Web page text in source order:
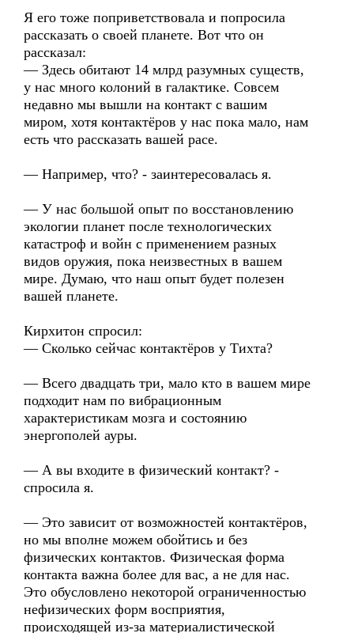
Я его тоже поприветствовала и попросила
рассказать о своей планете. Вот что он
рассказал:
— Здесь обитают 14 млрд разумных существ,
у нас много колоний в галактике. Совсем
недавно мы вышли на контакт с вашим
миром, хотя контактёров у нас пока мало, нам
есть что рассказать вашей расе.
— Например, что? - заинтересовалась я.
— У нас большой опыт по восстановлению
экологии планет после технологических
катастроф и войн с применением разных
видов оружия, пока неизвестных в вашем
мире. Думаю, что наш опыт будет полезен
вашей планете.
Кирхитон спросил:
— Сколько сейчас контактёров у Тихта?
— Всего двадцать три, мало кто в вашем мире
подходит нам по вибрационным
характеристикам мозга и состоянию
энергополей ауры.
— А вы входите в физический контакт? -
спросила я.
— Это зависит от возможностей контактёров,
но мы вполне можем обойтись и без
физических контактов. Физическая форма
контакта важна более для вас, а не для нас.
Это обусловлено некоторой ограниченностью
нефизических форм восприятия,
происходящей из-за материалистической